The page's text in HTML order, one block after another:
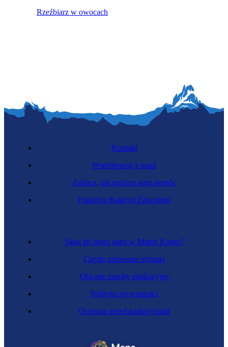
Rzeźbiarz w owocach
Skąd się biorą dane w Mapie Karier?
Często zadawane pytania
Otwarte zasoby edukacyjne
Polityka prywatności
Ochrona przed nadużyciami
Kontakt
Współpracuj z nami
Zobacz, jak możesz nam pomóc
Fundacja Katalyst Education